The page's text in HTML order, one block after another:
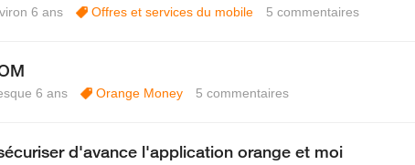
6 ans Offres et services du mobile 5 commentaires
6 ans Orange Money 5 commentaires
d'avance l'application orange et moi